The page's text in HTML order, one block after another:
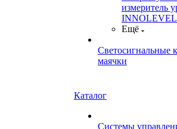
измеритель
Ещё
Светосигнальные
маячки
Каталог
Системы